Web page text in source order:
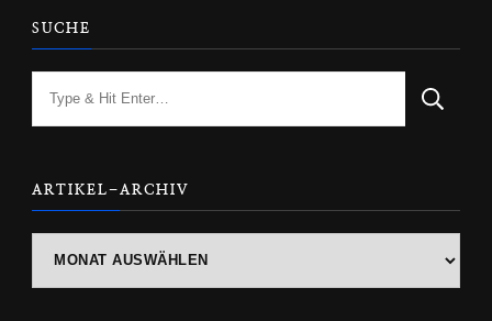
SUCHE
ARTIKEL-ARCHIV